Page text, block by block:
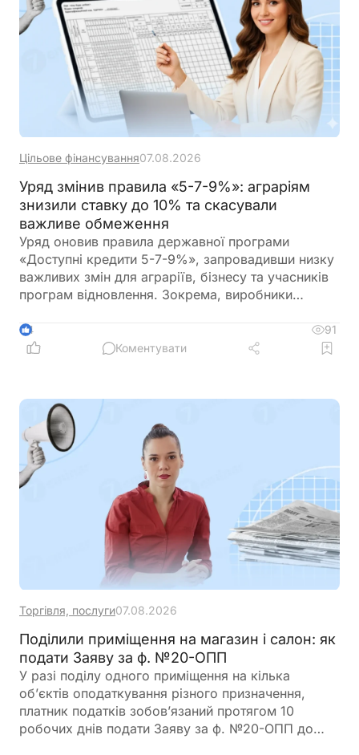
Цільове фінансування07.08.2026
Уряд змінив правила «5-7-9%»: аграріям
знизили ставку до 10% та скасували
важливе обмеження
Уряд оновив правила державної програми
«Доступні кредити 5-7-9%», запровадивши низку
важливих змін для аграріїв, бізнесу та учасників
програм відновлення. Зокрема, виробники
більше можливостей для фінансування
оборотного капіталу за нижчою ставкою, а з 1
4
91
Коментувати
Торгівля, послуги07.08.2026
Поділили приміщення на магазин і салон: як
подати Заяву за ф. №20-ОПП
У разі поділу одного приміщення на кілька
об’єктів оподаткування різного призначення,
платник податків зобов’язаний протягом 10
робочих днів подати Заяву за ф. №20-ОПП до